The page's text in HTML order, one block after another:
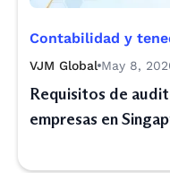
Contabilidad y
VJM Global May 8,
Requisitos de
empresas en